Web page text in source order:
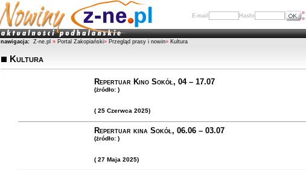
E-mail Hasło »
»
nawigacja: Z-ne.pl » Portal Zakopiański» Przegląd prasy i nowin» Kultura
Kultura
Repertuar Kino Sokół, 04 – 17.07
(żródło: )
( 25 Czerwca 2025)
Repertuar kina Sokół, 06.06 – 03.07
(żródło: )
( 27 Maja 2025)